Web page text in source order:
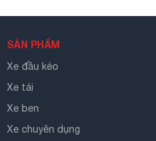
SẢN PHẨM
Xe đầu kéo
Xe tải
Xe ben
Xe chuyên dụng